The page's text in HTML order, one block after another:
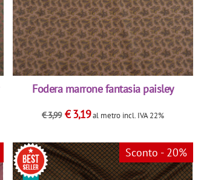
Fodera marrone fantasia paisley
€3,99 €3,19al metro incl. IVA 22%
Sconto - 20%